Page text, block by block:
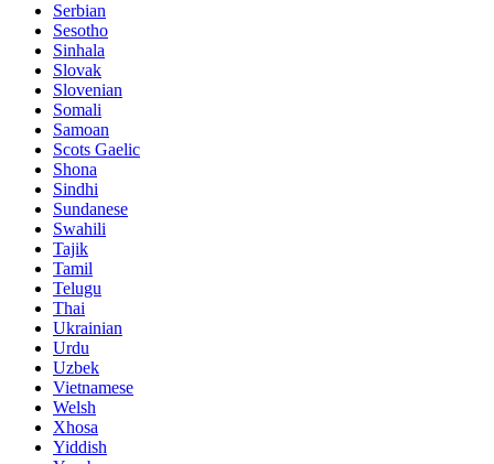
Serbian
Sesotho
Sinhala
Slovak
Slovenian
Somali
Samoan
Scots Gaelic
Shona
Sindhi
Sundanese
Swahili
Tajik
Tamil
Telugu
Thai
Ukrainian
Urdu
Uzbek
Vietnamese
Welsh
Xhosa
Yiddish